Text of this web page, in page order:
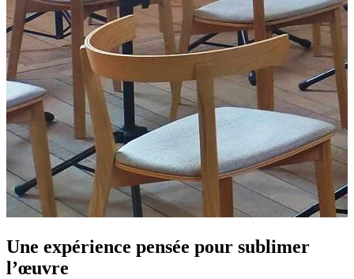
Une expérience pensée pour sublimer
l’œuvre